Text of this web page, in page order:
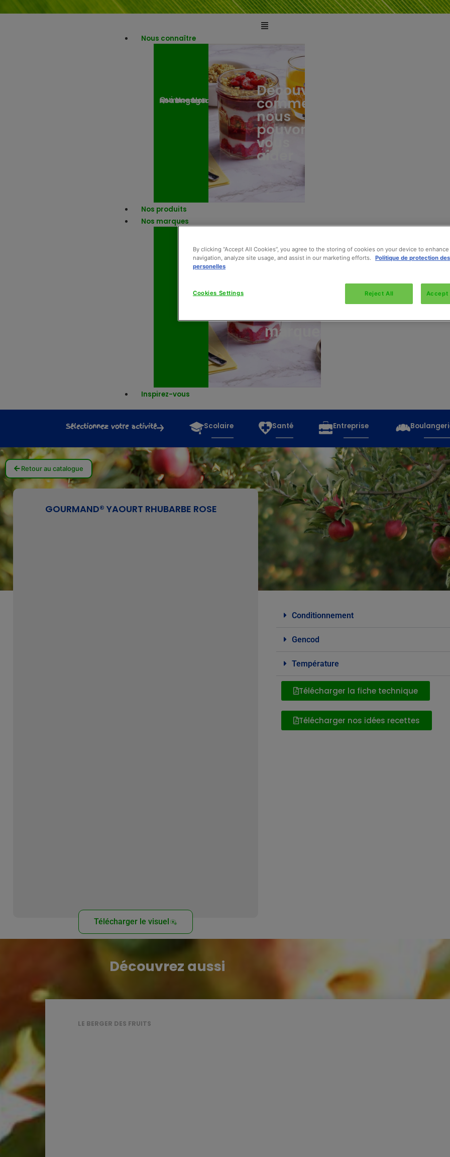
Nous connaître
Qui sommes-nous ? Nos engagements
Nos actualités
Découvrez
comment
nous
pouvons
vous
aider
Nos produits
Nos marques
les
marques
Inspirez-vous
Sélectionnez votre activité Scolaire Santé Entreprise
Retour au catalogue
GOURMAND® YAOURT RHUBARBE ROSE
Télécharger le visuel
Conditionnement
Gencod
Température
Télécharger la fiche technique
Télécharger nos idées recettes
Découvrez aussi
LE BERGER DES FRUITS
By clicking “Accept All Cookies”, you agree to the storing of cookies on your device to
navigation, analyze site usage, and assist in our marketing efforts. Politique de protection
personelles
Reject All Accept
Cookies Settings